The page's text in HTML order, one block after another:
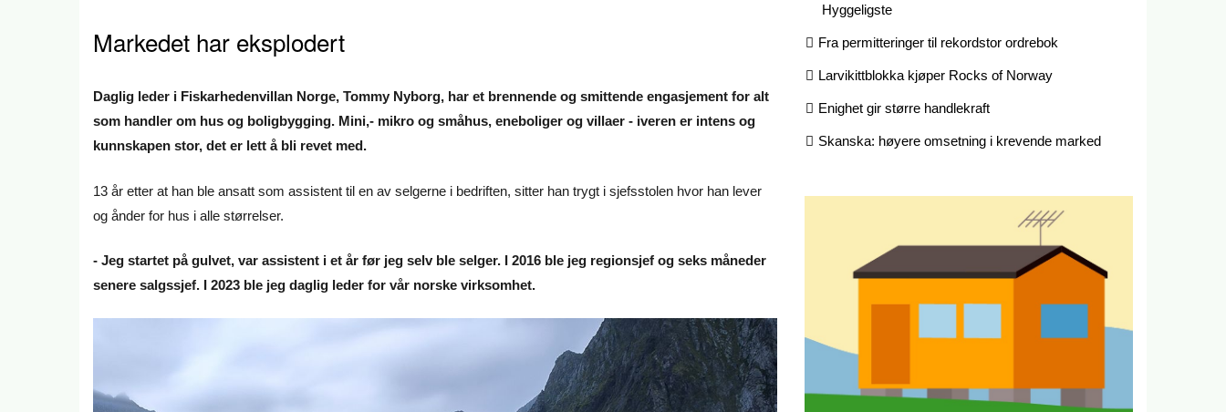
Markedet har eksplodert
Daglig leder i Fiskarhedenvillan Norge, Tommy Nyborg, har et brennende og smittende engasjement for alt
som handler om hus og boligbygging. Mini,- mikro og småhus, eneboliger og villaer - iveren er intens og
kunnskapen stor, det er lett å bli revet med.
13 år etter at han ble ansatt som assistent til en av selgerne i bedriften, sitter han trygt i sjefsstolen hvor han lever
og ånder for hus i alle størrelser.
- Jeg startet på gulvet, var assistent i et år før jeg selv ble selger. I 2016 ble jeg regionsjef og seks måneder
senere salgssjef. I 2023 ble jeg daglig leder for vår norske virksomhet.
Hyggeligste
Fra permitteringer til rekordstor ordrebok
Larvikittblokka kjøper Rocks of Norway
Enighet gir større handlekraft
Skanska: høyere omsetning i krevende marked